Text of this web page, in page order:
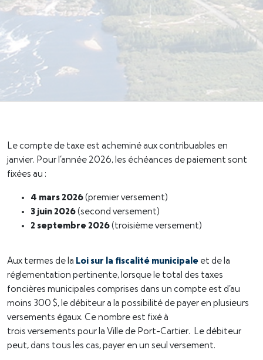
Le compte de taxe est acheminé aux contribuables en
janvier. Pour l’année 2026, les échéances de paiement sont
fixées au :
4 mars 2026(premier versement)
3 juin 2026(second versement)
2 septembre 2026(troisième versement)
Aux termes de la Loi sur la fiscalité municipale et de la
réglementation pertinente, lorsque le total des taxes
foncières municipales comprises dans un compte est d’au
moins 300 $, le débiteur a la possibilité de payer en plusieurs
versements égaux. Ce nombre est fixé à
trois versements pour la Ville de Port-Cartier. Le débiteur
peut, dans tous les cas, payer en un seul versement.